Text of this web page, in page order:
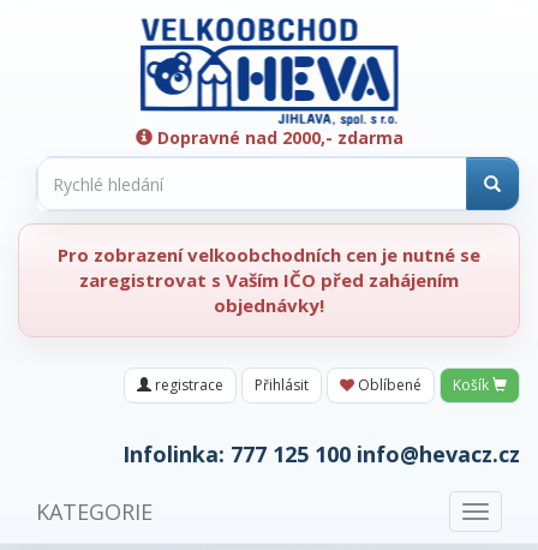
Dopravné nad 2000,- zdarma
Pro zobrazení velkoobchodních cen je nutné se
zaregistrovat s Vaším IČO před zahájením
objednávky!
registrace Přihlásit Oblíbené Košík
Infolinka: 777 125 100 info@hevacz.cz
Toggle
KATEGORIE